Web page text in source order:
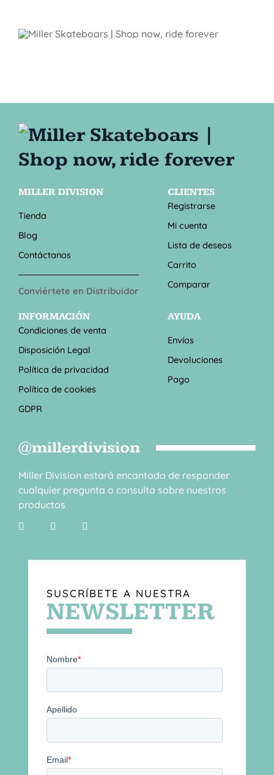
MILLER DIVISION
Tienda
Blog
Contáctanos
Conviértete en Distribuidor
CLIENTES
Registrarse
Mi cuenta
Lista de deseos
Carrito
Comparar
INFORMACIÓN
Condiciones de venta
Disposición Legal
Política de privacidad
Política de cookies
GDPR
AYUDA
Envíos
Devoluciones
Pago
@millerdivision
Miller Division estará encantada de responder
cualquier pregunta o consulta sobre nuestros
productos
SUSCRÍBETE A NUESTRA
NEWSLETTER